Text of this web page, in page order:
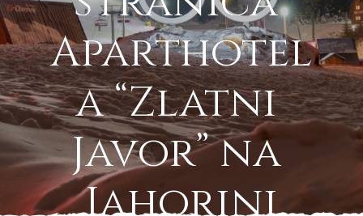
Aparthotel
a “Zlatni
Javor” na
Jahorini